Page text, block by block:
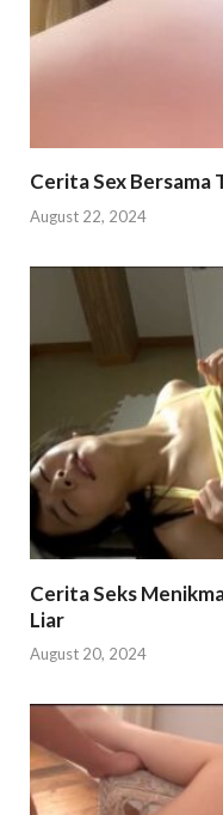
Cerita Sex Bersama
August 22, 2024
Cerita Seks
Liar
August 20, 2024